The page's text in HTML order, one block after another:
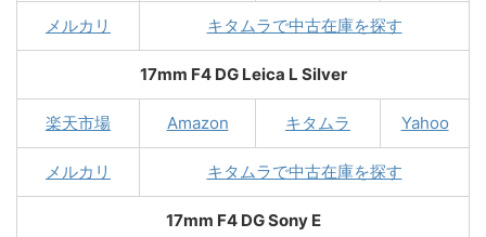
メルカリ キタムラで中古在庫を探す
17mm F4 DG Leica L Silver
楽天市場 Amazon キタムラ Yahoo
メルカリ キタムラで中古在庫を探す
17mm F4 DG Sony E